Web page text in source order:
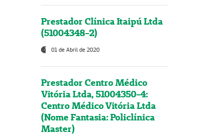
Prestador Clínica Itaipú Ltda
(51004348-2)
01 de Abril de 2020
Prestador Centro Médico
Vitória Ltda, 51004350-4:
Centro Médico Vitória Ltda
(Nome Fantasia: Policlínica
Master)